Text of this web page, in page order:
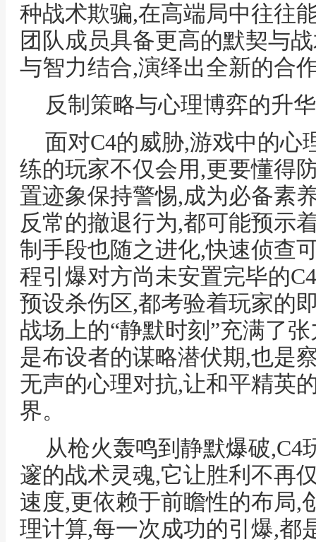
种战术欺骗,在高端局中往往
团队成员具备更高的默契与
与智力结合,演绎出全新的合
反制策略与心理博弈的升华
面对C4的威胁,游戏中的心
练的玩家不仅会用,更要懂得
置迹象保持警惕,成为必备素
反常的撤退行为,都可能预示
制手段也随之进化,快速侦查
程引爆对方尚未安置完毕的
预设杀伤区,都考验着玩家的
战场上的“静默时刻”充满了
是布设者的谋略潜伏期,也是
无声的心理对抗,让和平精英
界。
从枪火轰鸣到静默爆破
邃的战术灵魂,它让胜利不再
速度,更依赖于前瞻性的布局,
理计算,每一次成功的引爆,都